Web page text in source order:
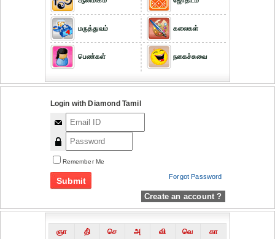
மருத்துவம்
பெண்கள்
கலைகள்
நகைச்சுவை
Login with Diamond Tamil
Remember Me
Forgot Password
Create an account ?
ஞா தி் செ அ வி வெ கா